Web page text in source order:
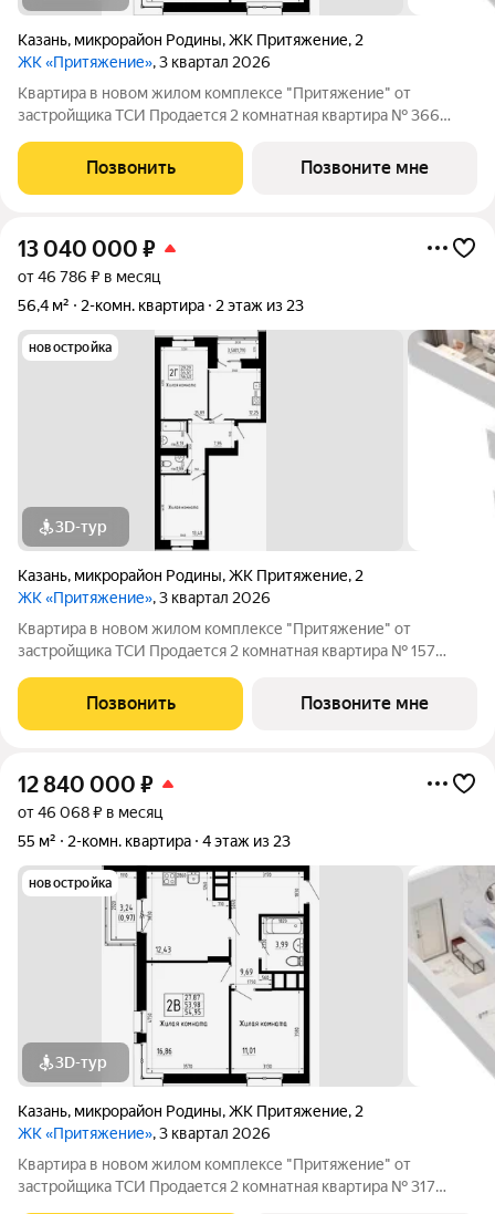
Казань, микрорайон Родины,ЖК Притяжение, 2
ЖК «Притяжение», 3 квартал 2026
Квартира в новом жилом комплексе "Притяжение" от
застройщика ТСИ Продается 2 комнатная квартира № 366
этажного дома. О КОМПЛЕКСЕ ЖК «Притяжение» это комфорт
и эстетика в каждом метре. Четыре дома
Позвонить Позвоните мне
13 040 000 ₽
от 46 786 ₽ в месяц
56,4 м²
2-комн. квартира 2 этаж из 23
новостройка
3D-тур
Казань, микрорайон Родины,ЖК Притяжение, 2
ЖК «Притяжение», 3 квартал 2026
Квартира в новом жилом комплексе "Притяжение" от
застройщика ТСИ Продается 2 комнатная квартира № 157
дома. О КОМПЛЕКСЕ ЖК «Притяжение» это комфорт и
эстетика в каждом метре. Четыре дома
Позвонить Позвоните мне
12 840 000 ₽
от 46 068 ₽ в месяц
55 м²
2-комн. квартира 4 этаж из 23
новостройка
3D-тур
Казань, микрорайон Родины,ЖК Притяжение, 2
ЖК «Притяжение», 3 квартал 2026
Квартира в новом жилом комплексе "Притяжение" от
застройщика ТСИ Продается 2 комнатная квартира № 317